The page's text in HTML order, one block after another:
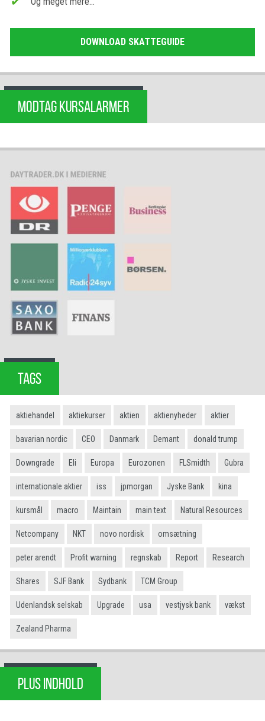
DOWNLOAD SKATTEGUIDE
MODTAG KURSALARMER
TAGS
aktiehandel aktiekurser aktien aktienyheder aktier
bavarian nordic CEO Danmark Demant donald trump
Downgrade Eli Europa Eurozonen FLSmidth Gubra
internationale aktier iss jpmorgan Jyske Bank kina
kursmål macro Maintain main text Natural Resources
Netcompany NKT novo nordisk omsætning
peter arendt Profit warning regnskab Report Research
Shares SJF Bank Sydbank TCM Group
Udenlandsk selskab Upgrade usa vestjysk bank vækst
Zealand Pharma
PLUS INDHOLD